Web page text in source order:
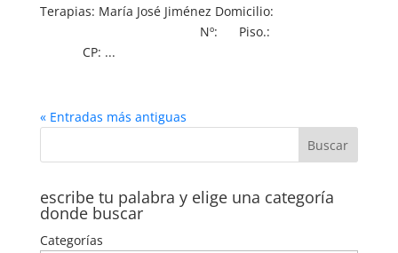
Terapias: María José Jiménez Domicilio:
Nº: Piso.:
CP: ...
« Entradas más antiguas
escribe tu palabra y elige una categoría
donde buscar
Categorías